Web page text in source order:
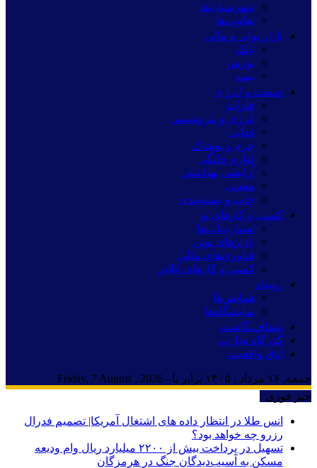
شهرستان‌ها
تعاونی‌ها
بازار پولی و مالی
بانک
بورس
بیمه
صنعت و انرژی
فلزات
انرژی و پتروشیمی
غذایی
چرم و پوشاک
لوازم خانگی
آرایشی بهداشتی
معدنی
چاپ و بسته‌بندی
کسب و کارهای نو
استارت‌آپ‌ها
بازارهای نوین
فناوری‌های مالی
کسب و کارهای آنلاین
رویداد
همایش‌ها
نمایشگاه‌ها
شفاف‌نگاشت
گذرگاه تجارت
اتاق واقعیت
جمعه, ۱۶ مرداد , ۱۴۰۵ برابر با - Friday, 7 August , 2026
خبر فوری :
انس طلا در انتظار داده های اشتغال آمریکا| تصمیم فدرال
رزرو چه خواهد بود؟
تسهیل در پرداخت بیش از ۲۲۰۰ میلیارد ریال وام ودیعه
مسکن به آسیب‌دیدگان جنگ در هرمزگان